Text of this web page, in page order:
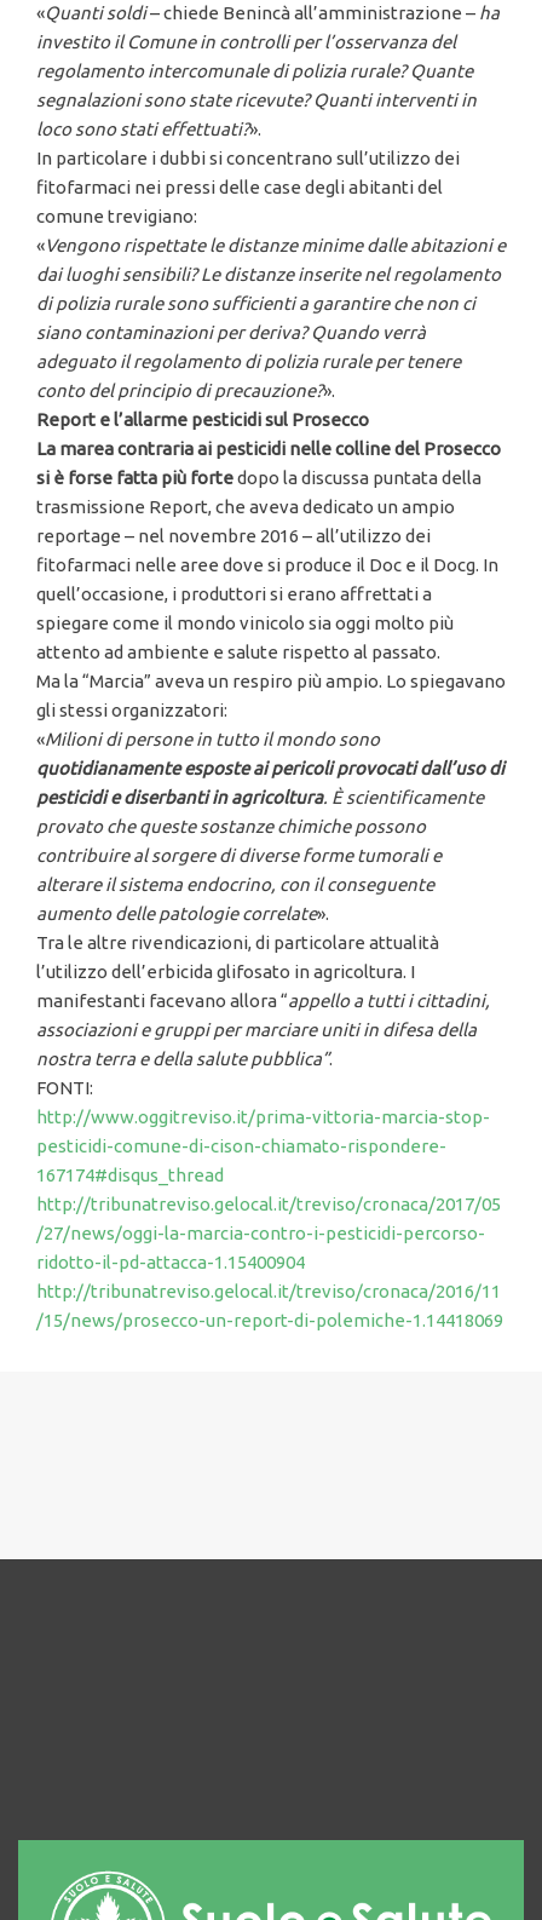
«Quanti soldi– chiede Benincà all’amministrazione – ha
investito il Comune in controlli per l’osservanza del
regolamento intercomunale di polizia rurale? Quante
segnalazioni sono state ricevute? Quanti interventi in
loco sono stati effettuati?».
In particolare i dubbi si concentrano sull’utilizzo dei
fitofarmaci nei pressi delle case degli abitanti del
comune trevigiano:
«Vengono rispettate le distanze minime dalle abitazioni e
dai luoghi sensibili? Le distanze inserite nel regolamento
di polizia rurale sono sufficienti a garantire che non ci
siano contaminazioni per deriva?Quando verrà
adeguato il regolamento di polizia rurale per tenere
conto del principio di precauzione?».
Report e l’allarme pesticidi sul Prosecco
La marea contraria ai pesticidi nelle colline del Prosecco
si è forse fatta più fortedopo la discussa puntata della
trasmissione Report, che aveva dedicato un ampio
reportage – nel novembre 2016 – all’utilizzo dei
fitofarmaci nelle aree dove si produce il Doc e il Docg. In
quell’occasione, i produttori si erano affrettati a
spiegare come il mondo vinicolo sia oggi molto più
attento ad ambiente e salute rispetto al passato.
Ma la “Marcia” aveva un respiro più ampio. Lo spiegavano
gli stessi organizzatori:
«Milioni di persone in tutto il mondo sono
quotidianamente esposte ai pericoli provocati dall’uso di
pesticidi e diserbanti in agricoltura. È scientificamente
provato che queste sostanze chimiche possono
contribuire al sorgere di diverse forme tumorali e
alterare il sistema endocrino, con il conseguente
aumento delle patologie correlate».
Tra le altre rivendicazioni, di particolare attualità
l’utilizzo dell’erbicida glifosato in agricoltura. I
manifestanti facevano allora “appello a tutti i cittadini,
associazioni e gruppi per marciare uniti in difesa della
nostra terra e della salute pubblica”.
FONTI:
http://www.oggitreviso.it/prima-vittoria-marcia-stop-
pesticidi-comune-di-cison-chiamato-rispondere-
167174#disqus_thread
http://tribunatreviso.gelocal.it/treviso/cronaca/2017/05
/27/news/oggi-la-marcia-contro-i-pesticidi-percorso-
ridotto-il-pd-attacca-1.15400904
http://tribunatreviso.gelocal.it/treviso/cronaca/2016/11
/15/news/prosecco-un-report-di-polemiche-1.14418069